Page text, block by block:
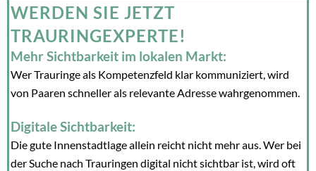
WERDEN SIE JETZT
TRAURINGEXPERTE!
Mehr Sichtbarkeit im lokalen Markt:
Wer Trauringe als Kompetenzfeld klar kommuniziert, wird
von Paaren schneller als relevante Adresse wahrgenommen.
Digitale Sichtbarkeit:
Die gute Innenstadtlage allein reicht nicht mehr aus. Wer bei
der Suche nach Trauringen digital nicht sichtbar ist, wird oft